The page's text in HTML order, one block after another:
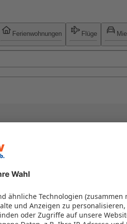
Ferienwohnungen Flüge
kombiniert werden – das spart